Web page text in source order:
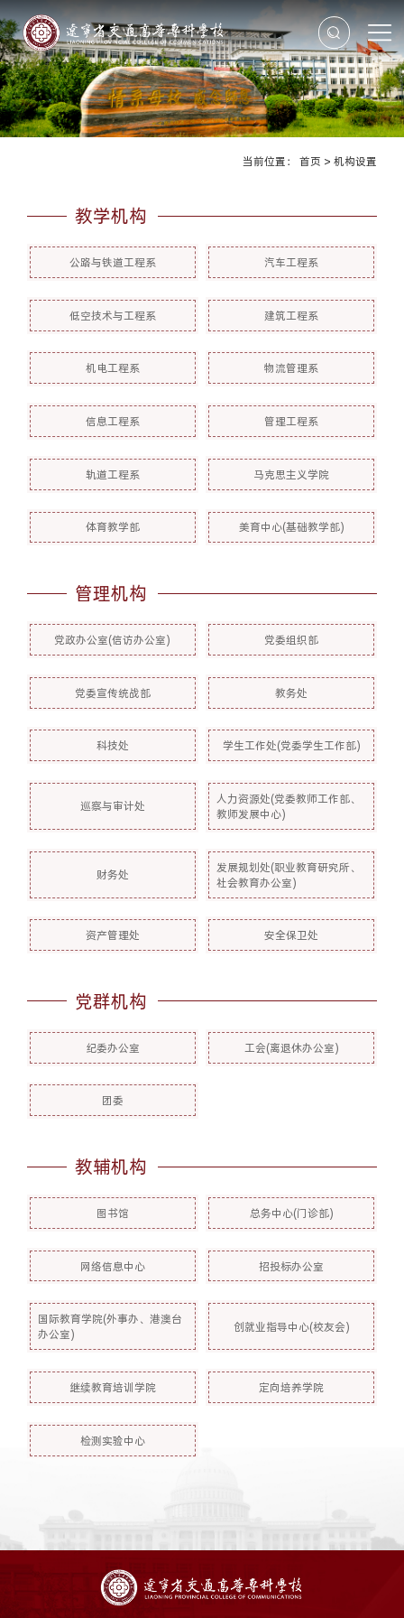
当前位置：首页 >机构设置
教学机构
公路与铁道工程系 汽车工程系
低空技术与工程系 建筑工程系
机电工程系 物流管理系
信息工程系 管理工程系
轨道工程系 马克思主义学院
体育教学部 美育中心(基础教学部)
管理机构
党政办公室(信访办公室) 党委组织部
党委宣传统战部 教务处
科技处 学生工作处(党委学生工作部)
巡察与审计处
人力资源处(党委教师工作部、
教师发展中心)
财务处
发展规划处(职业教育研究所、
社会教育办公室)
资产管理处 安全保卫处
党群机构
纪委办公室 工会(离退休办公室)
团委
教辅机构
图书馆 总务中心(门诊部)
网络信息中心 招投标办公室
国际教育学院(外事办、港澳台
办公室)
创就业指导中心(校友会)
继续教育培训学院 定向培养学院
检测实验中心